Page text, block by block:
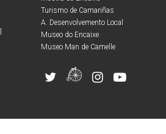
Turismo de Camariñas
A. Desenvolvemento Local
Museo do Encaixe
Museo Man de Camelle